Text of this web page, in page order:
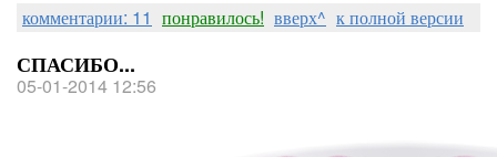
комментарии: 11 понравилось! вверх^ к полной версии
СПАСИБО...
05-01-2014 12:56